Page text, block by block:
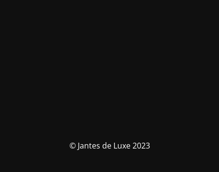
© Jantes de Luxe 2023